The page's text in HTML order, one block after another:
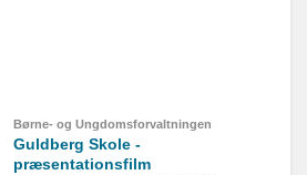
Børne- og Ungdomsforvaltningen
Guldberg Skole -
præsentationsfilm